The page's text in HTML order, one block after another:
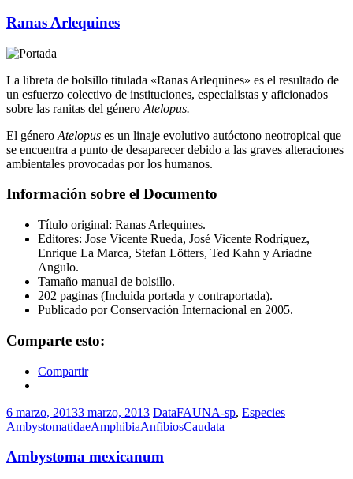
Ranas Arlequines
La libreta de bolsillo titulada «Ranas Arlequines» es el resultado de
un esfuerzo colectivo de instituciones, especialistas y aficionados
sobre las ranitas del género Atelopus.
El género Atelopus es un linaje evolutivo autóctono neotropical que
se encuentra a punto de desaparecer debido a las graves alteraciones
ambientales provocadas por los humanos.
Información sobre el Documento
Título original: Ranas Arlequines.
Editores: Jose Vicente Rueda, José Vicente Rodríguez,
Enrique La Marca, Stefan Lötters, Ted Kahn y Ariadne
Angulo.
Tamaño manual de bolsillo.
202 paginas (Incluida portada y contraportada).
Publicado por Conservación Internacional en 2005.
Comparte esto:
Compartir
6 marzo, 20133 marzo, 2013 DataFAUNA-sp, Especies
AmbystomatidaeAmphibiaAnfibiosCaudata
Ambystoma mexicanum